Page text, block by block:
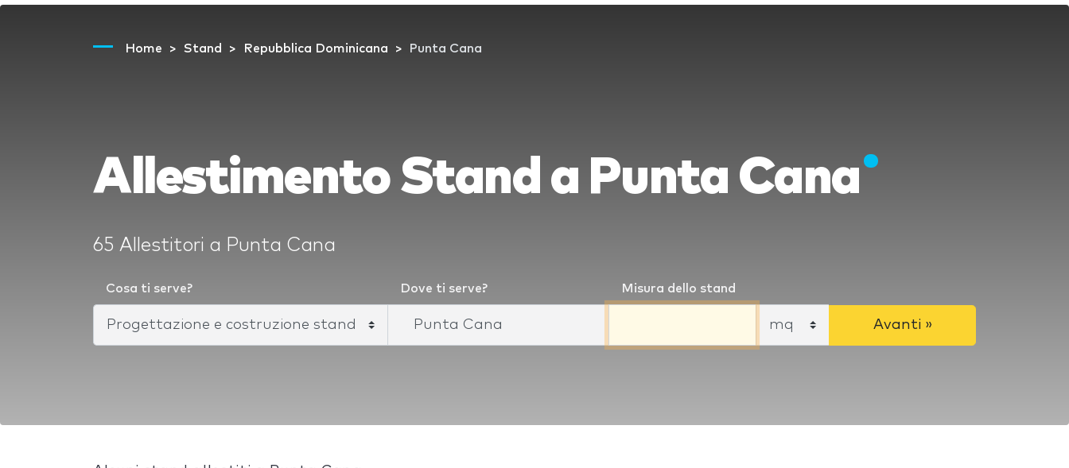
Home Stand Repubblica Dominicana Punta Cana
Allestimento Stand a Punta Cana
65 Allestitori a Punta Cana
Cosa ti serve? Dove ti serve?
Misura dello stand
Avanti »